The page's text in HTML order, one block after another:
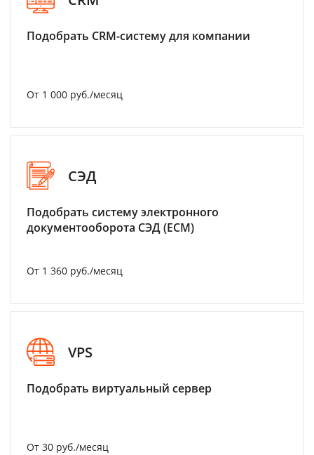
Подобрать CRM-систему для компании
От 1 000 руб./месяц
СЭД
Подобрать систему электронного
документооборота СЭД (ECM)
От 1 360 руб./месяц
VPS
Подобрать виртуальный сервер
От 30 руб./месяц